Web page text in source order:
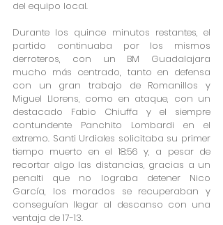
del equipo local.
Durante los quince minutos restantes, el
partido continuaba por los mismos
derroteros, con un BM Guadalajara
mucho más centrado, tanto en defensa
con un gran trabajo de Romanillos y
Miguel Llorens, como en ataque, con un
destacado Fabio Chiuffa y el siempre
contundente Panchito Lombardi en el
extremo. Santi Urdiales solicitaba su primer
tiempo muerto en el 18:56 y, a pesar de
recortar algo las distancias, gracias a un
penalti que no lograba detener Nico
García, los morados se recuperaban y
conseguían llegar al descanso con una
ventaja de 17-13.